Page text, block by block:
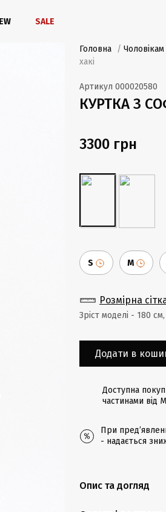
SALE
Головна / Чоловікам
хакі
Артикул 000020580
КУРТКА З
3300 грн
S M
Розмірна
Зріст моделі - 180
Додати в
Доступна
частинами від
При
- надається
Опис та догляд